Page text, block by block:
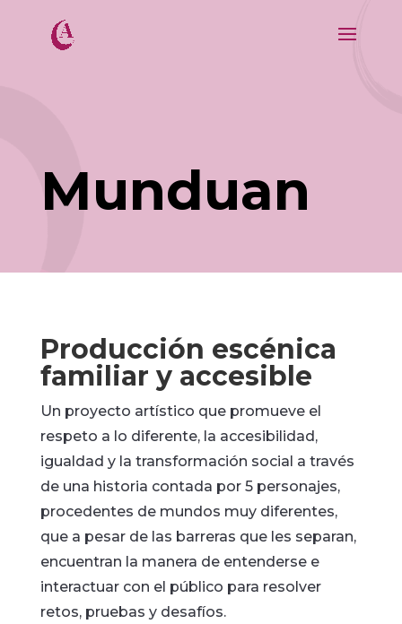
Munduan
Producción escénica
familiar y accesible
Un proyecto artístico que promueve el
respeto a lo diferente, la accesibilidad,
igualdad y la transformación social a través
de una historia contada por 5 personajes,
procedentes de mundos muy diferentes,
que a pesar de las barreras que les separan,
encuentran la manera de entenderse e
interactuar con el público para resolver
retos, pruebas y desafíos.